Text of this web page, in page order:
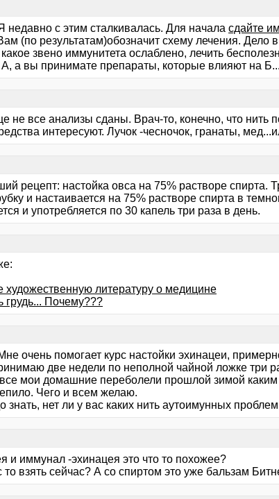
недавно с этим сталкивалась. Для начала сдайте
(по результатам)обозначит схему лечения. Дело
какое звено иммунитета ослаблено, лечить
а вы принимате препараты, которые влияют на
не все анализы сданы. Врач-то, конечно, что нить
интересуют. Лучок -чесночок, гранаты,
рецепт: настойка овса на 75% растворе спирта.
и настаивается на 75% растворе спирта в
и употребляется по 30 капель три раза в день.
художественную литературу о медицине
грудь... Почему???
очень помогает курс настойки эхинацеи,
две недели по неполной чайной ложке три
все мои домашние переболели прошлой зимой
Чего и всем желаю.
знать, нет ли у вас каких нить аутоимунных
и иммунал -эхинацея это что то похожее?
то взять сейчас? А со спиртом это уже бальзам